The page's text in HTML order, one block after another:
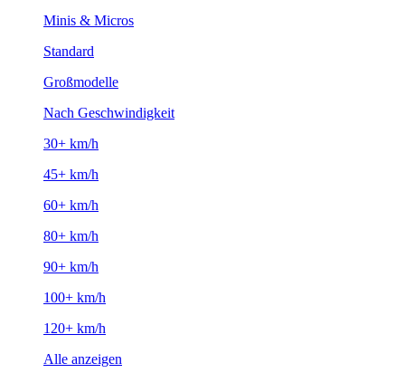
Minis & Micros
Standard
Großmodelle
Nach Geschwindigkeit
30+ km/h
45+ km/h
60+ km/h
80+ km/h
90+ km/h
100+ km/h
120+ km/h
Alle anzeigen